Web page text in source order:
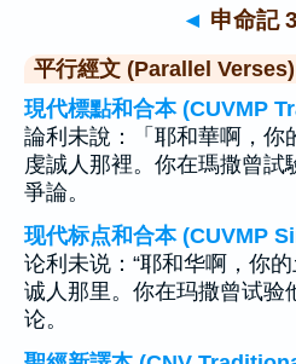
◄ 申命記
平行經文 (Parallel Verses)
現代標點和合本 (CUVMP
論利未說：「耶和華啊，你
虔誠人那裡。你在瑪撒曾試
爭論。
现代标点和合本 (CUVMP
论利未说：“耶和华啊，你
诚人那里。你在玛撒曾试验
论。